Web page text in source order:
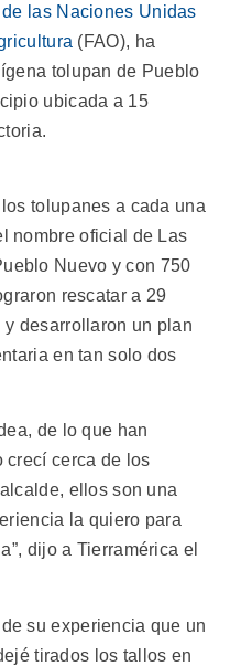
las Naciones Unidas
(FAO), ha
tolupan de Pueblo
ubicada a 15
tolupanes a cada una
nombre oficial de Las
Nuevo y con 750
rescatar a 29
desarrollaron un plan
en tan solo dos
de lo que han
crecí cerca de los
ellos son una
la quiero para
dijo a Tierramérica el
su experiencia que un
tirados los tallos en